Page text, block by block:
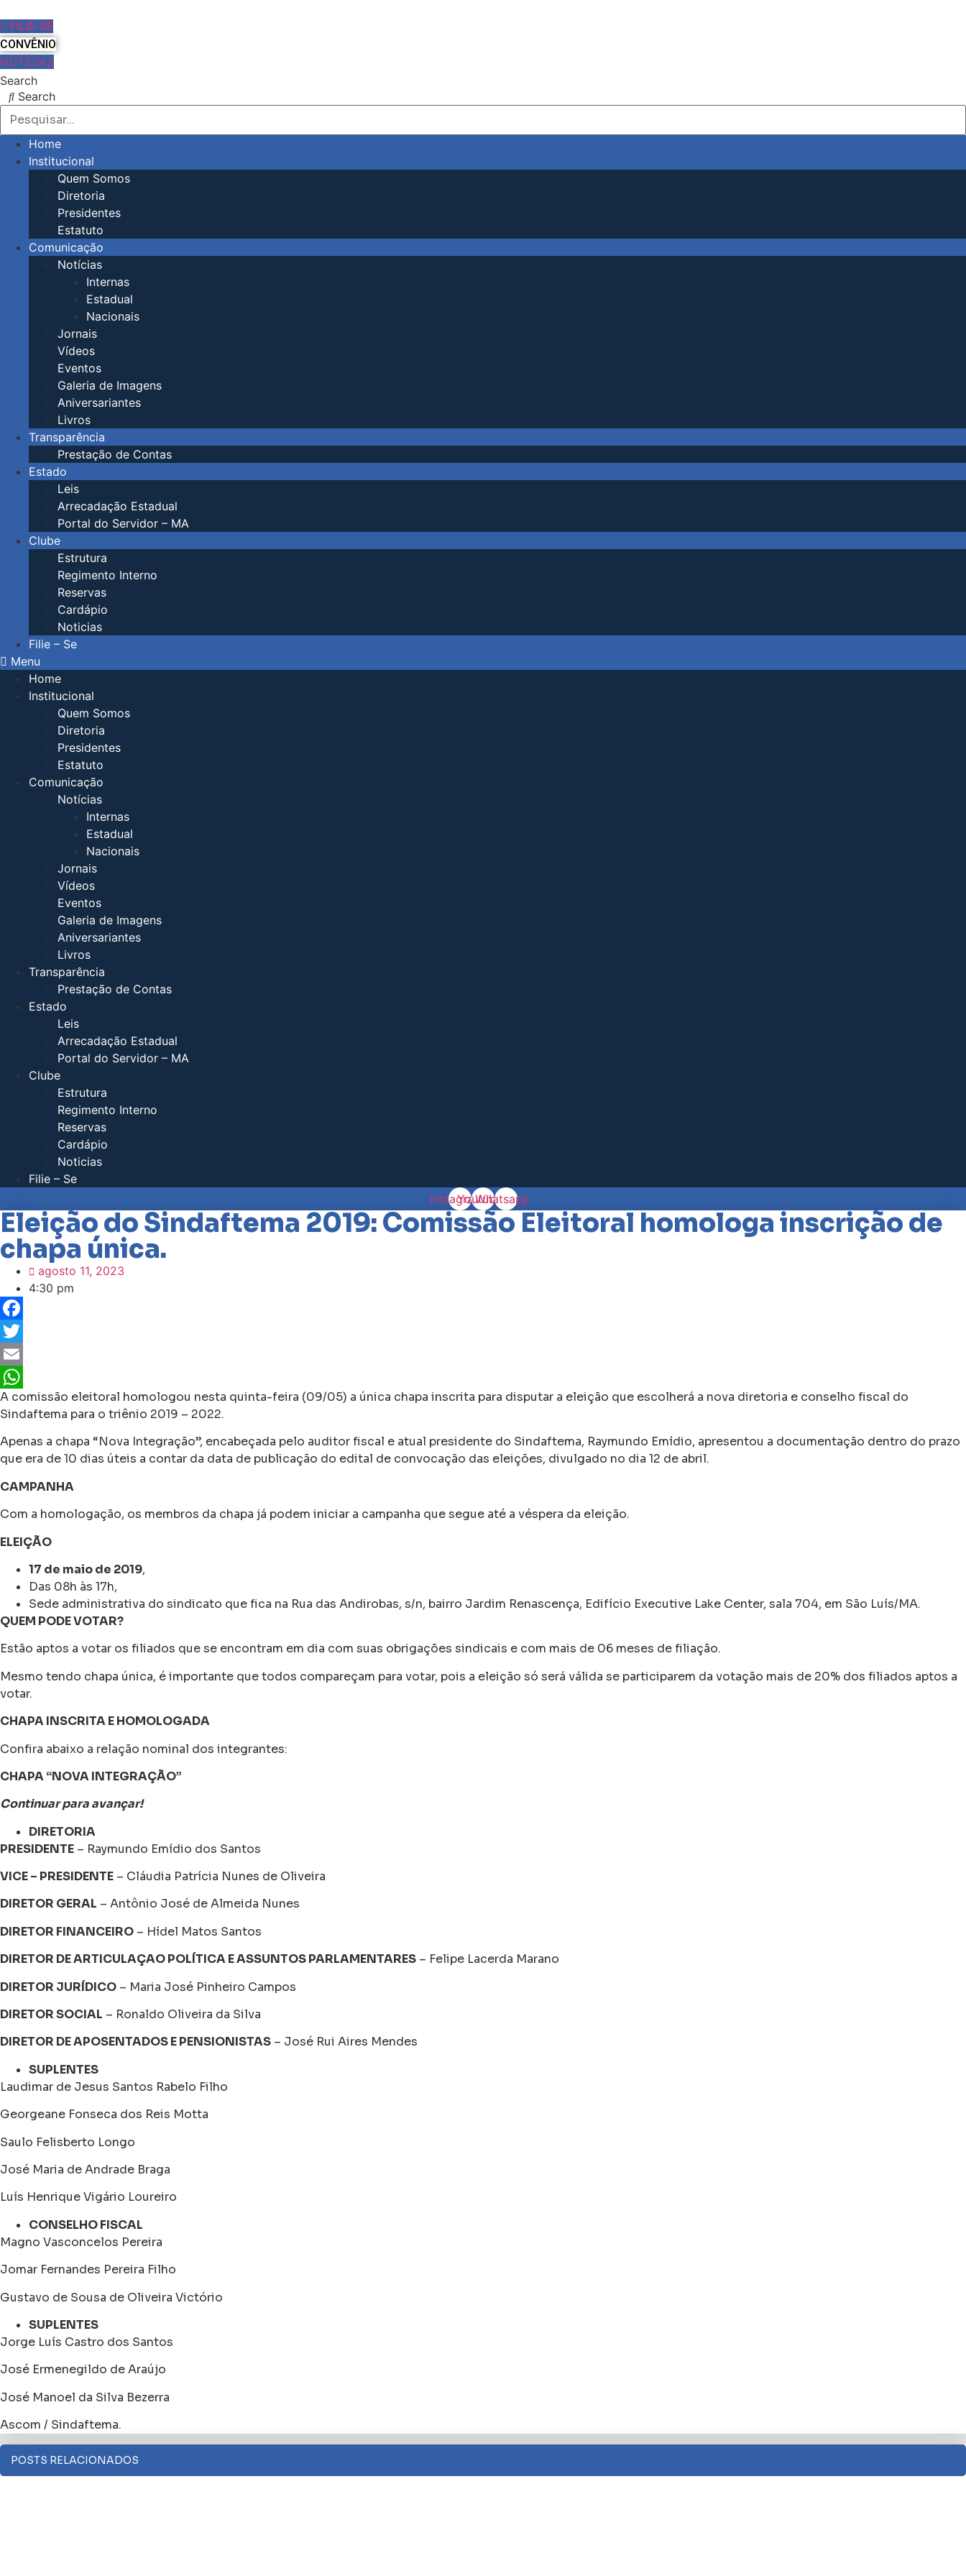
para
o
conteúdo
FILIE-SE
CONVÊNIO
NOTÍCIAS
Search
Search
Home
Institucional
Quem Somos
Diretoria
Presidentes
Estatuto
Comunicação
Notícias
Internas
Estadual
Nacionais
Jornais
Vídeos
Eventos
Galeria de Imagens
Aniversariantes
Livros
Transparência
Prestação de Contas
Estado
Leis
Arrecadação Estadual
Portal do Servidor – MA
Clube
Estrutura
Regimento Interno
Reservas
Cardápio
Noticias
Filie – Se
Menu
Home
Institucional
Quem Somos
Diretoria
Presidentes
Estatuto
Comunicação
Notícias
Internas
Estadual
Nacionais
Jornais
Vídeos
Eventos
Galeria de Imagens
Aniversariantes
Livros
Transparência
Prestação de Contas
Estado
Leis
Arrecadação Estadual
Portal do Servidor – MA
Clube
Estrutura
Regimento Interno
Reservas
Cardápio
Noticias
Filie – Se
Instagram
Youtube
Whatsapp
Eleição do Sindaftema 2019: Comissão Eleitoral homologa inscrição de
chapa única.
agosto 11, 2023
4:30 pm
Facebook
Twitter
Email
WhatsApp
A comissão eleitoral homologou nesta quinta-feira (09/05) a única chapa inscrita para disputar a eleição que escolherá a nova diretoria e conselho fiscal do
Sindaftema para o triênio 2019 – 2022.
Apenas a chapa “Nova Integração”, encabeçada pelo auditor fiscal e atual presidente do Sindaftema, Raymundo Emídio, apresentou a documentação dentro do prazo
que era de 10 dias úteis a contar da data de publicação do edital de convocação das eleições, divulgado no dia 12 de abril.
CAMPANHA
Com a homologação, os membros da chapa já podem iniciar a campanha que segue até a véspera da eleição.
ELEIÇÃO
17 de maio de 2019,
Das 08h às 17h,
Sede administrativa do sindicato que fica na Rua das Andirobas, s/n, bairro Jardim Renascença, Edifício Executive Lake Center, sala 704, em São Luís/MA.
QUEM PODE VOTAR?
Estão aptos a votar os filiados que se encontram em dia com suas obrigações sindicais e com mais de 06 meses de filiação.
Mesmo tendo chapa única, é importante que todos compareçam para votar, pois a eleição só será válida se participarem da votação mais de 20% dos filiados aptos a
votar.
CHAPA INSCRITA E HOMOLOGADA
Confira abaixo a relação nominal dos integrantes:
CHAPA “NOVA INTEGRAÇÃO”
Continuar para avançar!
DIRETORIA
PRESIDENTE – Raymundo Emídio dos Santos
VICE – PRESIDENTE – Cláudia Patrícia Nunes de Oliveira
DIRETOR GERAL – Antônio José de Almeida Nunes
DIRETOR FINANCEIRO – Hídel Matos Santos
DIRETOR DE ARTICULAÇAO POLÍTICA E ASSUNTOS PARLAMENTARES – Felipe Lacerda Marano
DIRETOR JURÍDICO – Maria José Pinheiro Campos
DIRETOR SOCIAL – Ronaldo Oliveira da Silva
DIRETOR DE APOSENTADOS E PENSIONISTAS – José Rui Aires Mendes
SUPLENTES
Laudimar de Jesus Santos Rabelo Filho
Georgeane Fonseca dos Reis Motta
Saulo Felisberto Longo
José Maria de Andrade Braga
Luís Henrique Vigário Loureiro
CONSELHO FISCAL
Magno Vasconcelos Pereira
Jomar Fernandes Pereira Filho
Gustavo de Sousa de Oliveira Victório
SUPLENTES
Jorge Luís Castro dos Santos
José Ermenegildo de Araújo
José Manoel da Silva Bezerra
Ascom / Sindaftema.
POSTS RELACIONADOS